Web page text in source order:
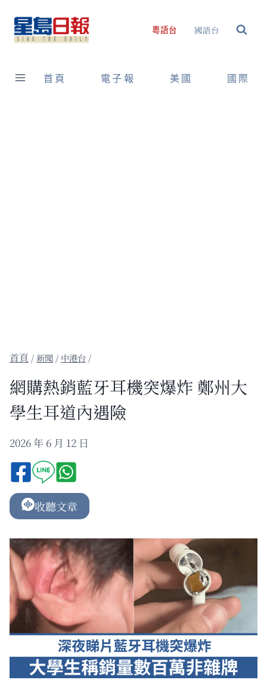
content
粵語台 國語台
首頁 電子報 美國 國際
/新聞 / 中港台 /
網購熱銷藍牙耳機突爆炸 鄭州大
學生耳道內遇險
2026 年 6 月 12 日
收聽文章